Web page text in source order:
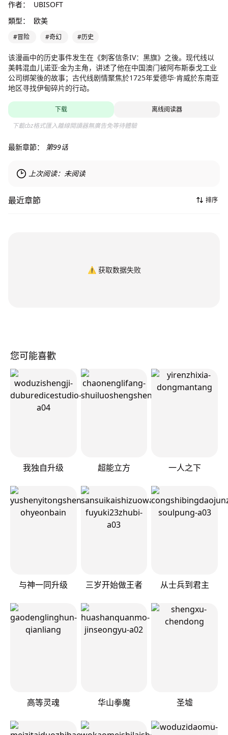
作者：
UBISOFT
類型：
欧美
#冒险 #奇幻 #历史
该漫画中的历史事件发生在《刺客信条IV：黑旗》之後。现代线以
美韩混血儿诺亚·金为主角，讲述了他在中国澳门被阿布斯泰戈工业
公司绑架後的故事；古代线剧情聚焦於1725年爱德华·肯威於东南亚
地区寻找伊甸碎片的行动。
下载
离线阅读器
下載cbz格式匯入離線閱讀器無廣告免等待體驗
最新章節： 第99话
上次阅读： 未阅读
最近章節 排序
⚠️ 获取数据失败
您可能喜歡
我独自升级 超能立方 一人之下
与神一同升级 三岁开始做王者 从士兵到君主
高等灵魂 华山拳魔 圣墟